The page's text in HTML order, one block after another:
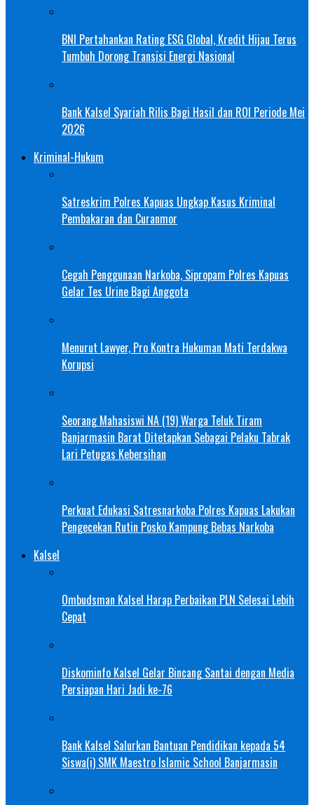
BNI Pertahankan Rating ESG Global, Kredit Hijau Terus
Tumbuh Dorong Transisi Energi Nasional
Bank Kalsel Syariah Rilis Bagi Hasil dan ROI Periode Mei
2026
Kriminal-Hukum
Satreskrim Polres Kapuas Ungkap Kasus Kriminal
Pembakaran dan Curanmor
Cegah Penggunaan Narkoba, Sipropam Polres Kapuas
Gelar Tes Urine Bagi Anggota
Menurut Lawyer, Pro Kontra Hukuman Mati Terdakwa
Korupsi
Seorang Mahasiswi NA (19) Warga Teluk Tiram
Banjarmasin Barat Ditetapkan Sebagai Pelaku Tabrak
Lari Petugas Kebersihan
Perkuat Edukasi Satresnarkoba Polres Kapuas Lakukan
Pengecekan Rutin Posko Kampung Bebas Narkoba
Kalsel
Ombudsman Kalsel Harap Perbaikan PLN Selesai Lebih
Cepat
Diskominfo Kalsel Gelar Bincang Santai dengan Media
Persiapan Hari Jadi ke-76
Bank Kalsel Salurkan Bantuan Pendidikan kepada 54
Siswa(i) SMK Maestro Islamic School Banjarmasin